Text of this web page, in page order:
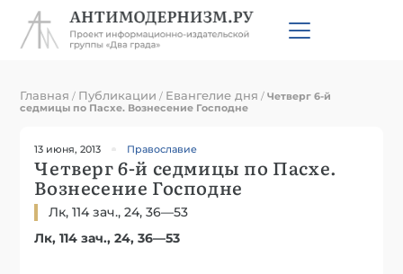
Главная / Публикации / Евангелие дня /Четверг 6-й
седмицы по Пасхе. Вознесение Господне
13 июня, 2013 Православие
Четверг 6-й седмицы по Пасхе.
Вознесение Господне
Лк, 114 зач., 24, 36—53
Лк, 114 зач., 24, 36—53